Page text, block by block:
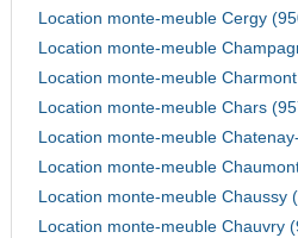
Location monte-meuble Cergy
Location monte-meuble
Location monte-meuble
Location monte-meuble Chars
Location monte-meuble
Location monte-meuble
Location monte-meuble Chaussy
Location monte-meuble Chauvry